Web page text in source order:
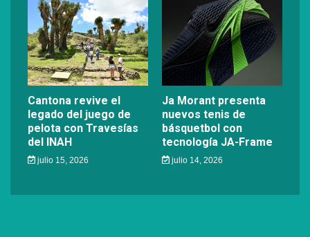
Cantona revive el
legado del juego de
pelota con Travesías
del INAH
julio 15, 2026
Ja Morant presenta
nuevos tenis de
básquetbol con
tecnología JA-Frame
julio 14, 2026